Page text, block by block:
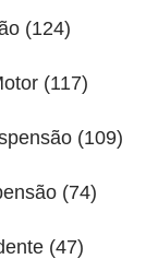
(124)
(117)
(109)
(74)
(47)